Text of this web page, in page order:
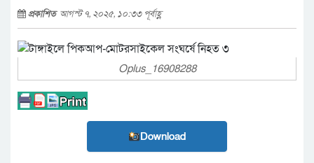
প্রকাশিত আগস্ট ৭, ২০২৫, ১০:৩৩ পূর্বাহ্ণ
Oplus_16908288
Download